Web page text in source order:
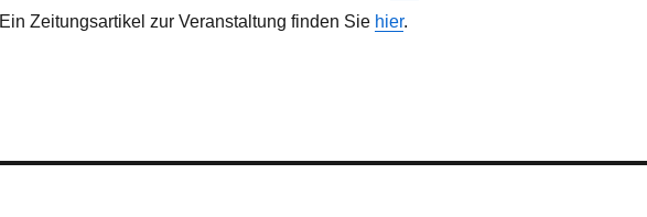
Ein Zeitungsartikel zur Veranstaltung finden Sie hier.